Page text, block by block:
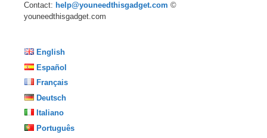
Contact: help@youneedthisgadget.com ©
youneedthisgadget.com
English
Español
Français
Deutsch
Italiano
Português